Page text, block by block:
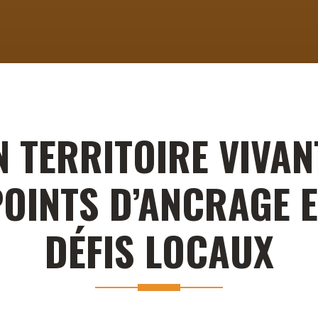
TERRITOIRE
D’ANCRAGE
DÉFIS LOCAUX